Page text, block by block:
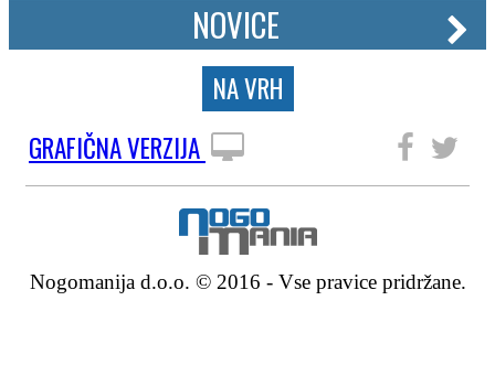
NOVICE
NA VRH
GRAFIČNA VERZIJA
Nogomanija d.o.o. © 2016 - Vse pravice pridržane.